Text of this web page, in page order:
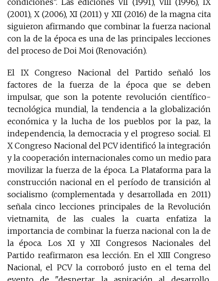
(2001), X (2006), XI (2011) y XII (2016) de la magna cita
siguieron afirmando que combinar la fuerza nacional
con la de la época es una de las principales lecciones
del proceso de Doi Moi (Renovación).
El IX Congreso Nacional del Partido señaló los
factores de la fuerza de la época que se deben
impulsar, que son la potente revolución científico-
tecnológica mundial, la tendencia a la globalización
económica y la lucha de los pueblos por la paz, la
independencia, la democracia y el progreso social. El
X Congreso Nacional del PCV identificó la integración
y la cooperación internacionales como un medio para
movilizar la fuerza de la época. La Plataforma para la
construcción nacional en el período de transición al
socialismo (complementada y desarrollada en 2011)
señala cinco lecciones principales de la Revolución
vietnamita, de las cuales la cuarta enfatiza la
importancia de combinar la fuerza nacional con la de
la época. Los XI y XII Congresos Nacionales del
Partido reafirmaron esa lección. En el XIII Congreso
Nacional, el PCV la corroboró justo en el tema del